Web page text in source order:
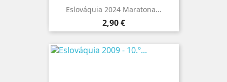
Eslováquia 2024 Maratona...
Preço
2,90 €